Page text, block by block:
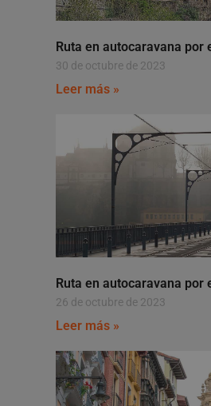
Ruta en autocaravana por
30 de octubre de 2023
Leer más »
Ruta en autocaravana por
26 de octubre de 2023
Leer más »